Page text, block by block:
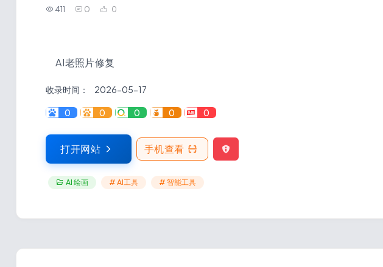
411 0 0
AI老照片修复
收录时间： 2026-05-17
0 0 0 0 0
打开网站 手机查看
AI 绘画 # AI工具 # 智能工具